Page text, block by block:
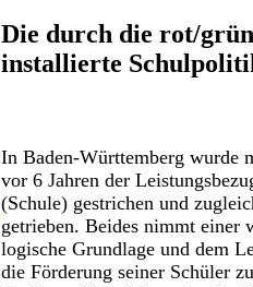
Die durch die rot/
installierte
In Baden-Württemberg wurde
vor 6 Jahren der
(Schule) gestrichen und
getrieben. Beides nimmt einer
logische Grundlage und dem
die Förderung seiner Schüler